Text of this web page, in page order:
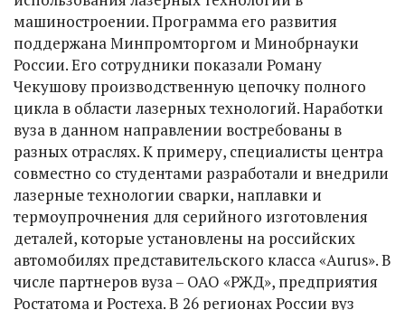
машиностроении. Программа его развития
поддержана Минпромторгом и Минобрнауки
России. Его сотрудники показали Роману
Чекушову производственную цепочку полного
цикла в области лазерных технологий. Наработки
вуза в данном направлении востребованы в
разных отраслях. К примеру, специалисты центра
совместно со студентами разработали и внедрили
лазерные технологии сварки, наплавки и
термоупрочнения для серийного изготовления
деталей, которые установлены на российских
автомобилях представительского класса «Aurus». В
числе партнеров вуза – ОАО «РЖД», предприятия
Ростатома и Ростеха. В 26 регионах России вуз